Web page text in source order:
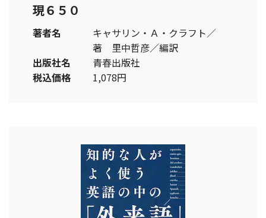
現６５０
著者名
キャサリン・Ａ・クラフト／
著 里中哲彦／編訳
出版社名
青春出版社
税込価格
1,078円